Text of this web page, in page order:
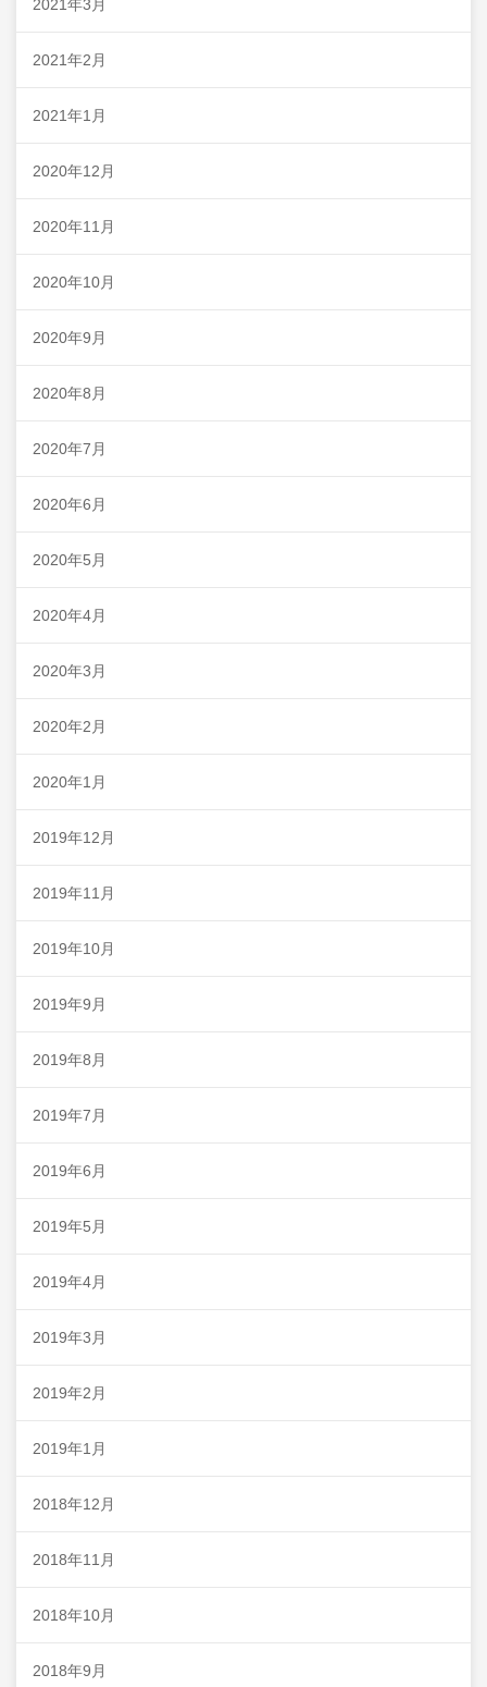
2021年3月
2021年2月
2021年1月
2020年12月
2020年11月
2020年10月
2020年9月
2020年8月
2020年7月
2020年6月
2020年5月
2020年4月
2020年3月
2020年2月
2020年1月
2019年12月
2019年11月
2019年10月
2019年9月
2019年8月
2019年7月
2019年6月
2019年5月
2019年4月
2019年3月
2019年2月
2019年1月
2018年12月
2018年11月
2018年10月
2018年9月